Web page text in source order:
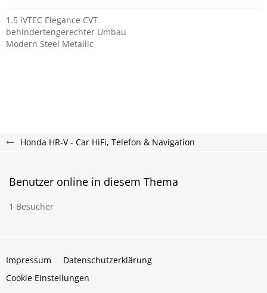
1.5 iVTEC Elegance CVT
behindertengerechter Umbau
Modern Steel Metallic
Honda HR-V - Car HiFi, Telefon & Navigation
Benutzer online in diesem Thema
1 Besucher
Impressum
Datenschutzerklärung
Cookie Einstellungen